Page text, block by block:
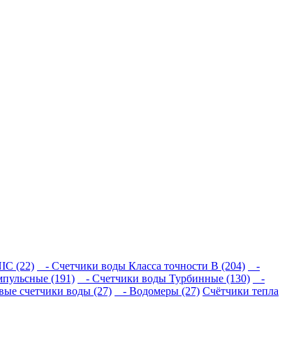
(22) - Счетчики воды Класса точности В (204)
-
(191) - Счетчики воды Турбинные (130)
-
счетчики воды (27) - Водомеры (27) Счётчики тепла